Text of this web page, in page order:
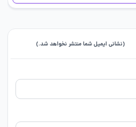
(نشانی ایمیل شما منتشر نخواهد شد.)